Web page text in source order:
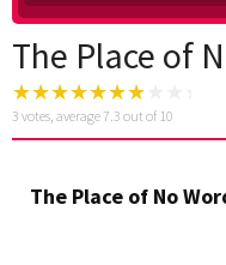
The Place of
3 votes, average7.3 out of 10
The Place of No